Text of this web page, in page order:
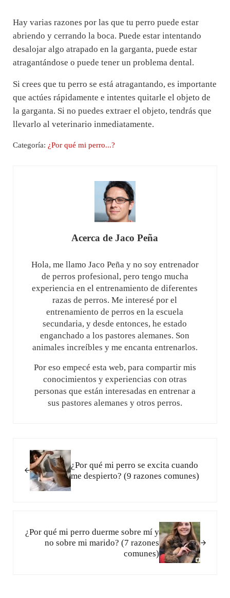
Hay varias razones por las que tu perro puede estar
abriendo y cerrando la boca. Puede estar intentando
desalojar algo atrapado en la garganta, puede estar
atragantándose o puede tener un problema dental.
Si crees que tu perro se está atragantando, es importante
que actúes rápidamente e intentes quitarle el objeto de
la garganta. Si no puedes extraer el objeto, tendrás que
llevarlo al veterinario inmediatamente.
Categoría: ¿Por qué mi perro...?
Acerca deJaco Peña
Hola, me llamo Jaco Peña y no soy entrenador
de perros profesional, pero tengo mucha
experiencia en el entrenamiento de diferentes
razas de perros. Me interesé por el
entrenamiento de perros en la escuela
secundaria, y desde entonces, he estado
enganchado a los pastores alemanes. Son
animales increíbles y me encanta entrenarlos.
Por eso empecé esta web, para compartir mis
conocimientos y experiencias con otras
personas que están interesadas en entrenar a
sus pastores alemanes y otros perros.
¿Por qué mi perro se excita cuando
me despierto? (9 razones comunes)
¿Por qué mi perro duerme sobre mí y
no sobre mi marido? (7 razones
comunes)